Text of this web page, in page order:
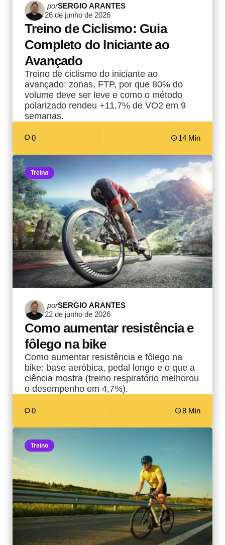
Postado
por
porSERGIO ARANTES
26 de junho de 2026
Treino de Ciclismo: Guia
Completo do Iniciante ao
Avançado
Treino de ciclismo do iniciante ao
avançado: zonas, FTP, por que 80% do
volume deve ser leve e como o método
polarizado rendeu +11,7% de VO2 em 9
semanas.
0 14 Min
Treino
Postado
por
porSERGIO ARANTES
22 de junho de 2026
Como aumentar resistência e
fôlego na bike
Como aumentar resistência e fôlego na
bike: base aeróbica, pedal longo e o que a
ciência mostra (treino respiratório melhorou
o desempenho em 4,7%).
0 8 Min
Treino